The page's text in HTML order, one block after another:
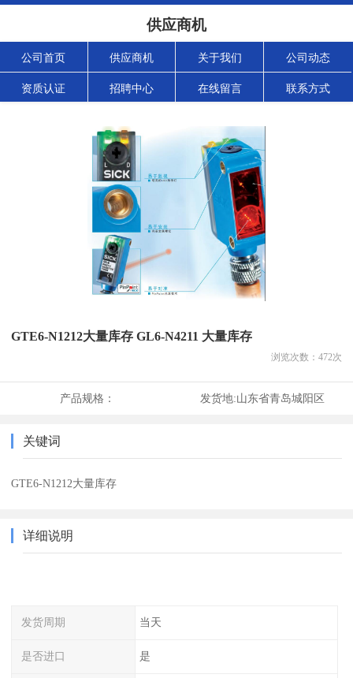
供应商机
公司首页 供应商机 关于我们 公司动态
资质认证 招聘中心 在线留言 联系方式
GTE6-N1212大量库存 GL6-N4211 大量库存
浏览次数： 472次
产品规格： 发货地:山东省青岛城阳区
关键词
GTE6-N1212大量库存
详细说明
发货周期 当天
是否进口 是